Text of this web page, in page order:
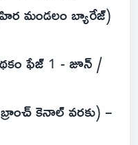
మండలం బ్యారేజ్)
ఫేజ్ 1 - జూన్ /
కెనాల్ వరకు) –